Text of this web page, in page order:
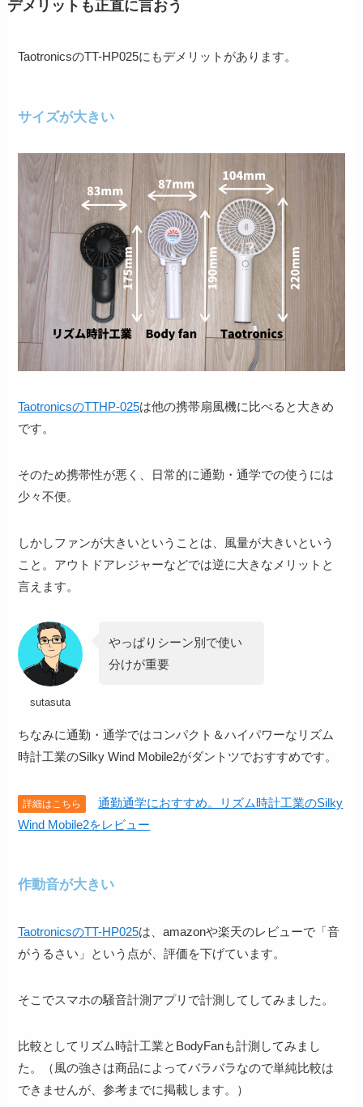
デメリットも正直に言おう
TaotronicsのTT-HP025にもデメリットがあります。
サイズが大きい
TaotronicsのTTHP-025は他の携帯扇風機に比べると大きめ
です。
そのため携帯性が悪く、 日常的に通勤・通学での使うには
少々不便。
しかしファンが大きいということは、風量が大きいという
こと。アウトドアレジャーなどでは逆に大きなメリットと
言えます。
sutasuta
やっぱり シーン別で使い
分けが重要
ちなみに通勤・通学ではコンパクト＆ハイパワーなリズム
時計工業のSilky Wind Mobile2がダントツでおすすめです。
詳細はこちら
通勤通学におすすめ。リズム時計工業のSilky
Wind Mobile2をレビュー
作動音が大きい
TaotronicsのTT-HP025は、amazonや楽天のレビューで「音
がうるさい 」という点が、評価を下げています。
そこでスマホの騒音計測アプリで計測してしてみました。
比較としてリズム時計工業とBodyFanも計測してみまし
た。（風の強さは商品によってバラバラなので単純比較は
できませんが、参考までに掲載します。）